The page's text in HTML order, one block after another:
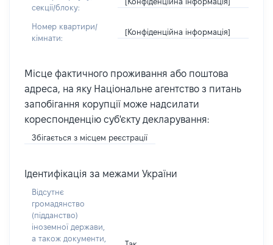
секції/блоку:
Номер квартири/
кімнати:
[Конфіденційна інформація]
Місце фактичного проживання або поштова
адреса, на яку Національне агентство з питань
запобігання корупції може надсилати
кореспонденцію суб'єкту декларування:
Збігається з місцем реєстрації
Ідентифікація за межами України
Відсутнє
громадянство
(підданство)
іноземної держави,
а також документи,